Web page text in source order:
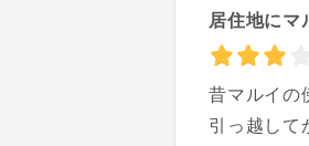
居住地にマ
昔マルイ
引っ越し